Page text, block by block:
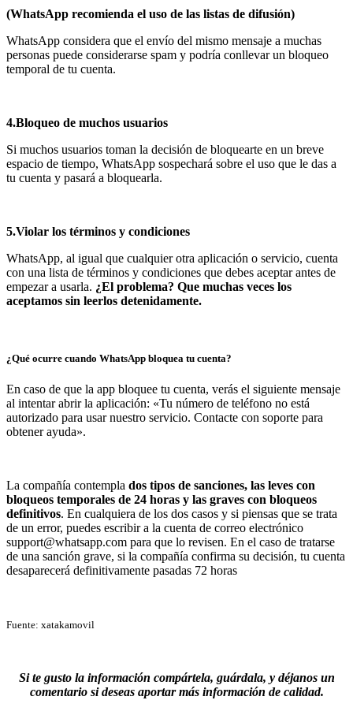
(WhatsApp recomienda el uso de las listas de difusión)
WhatsApp considera que el envío del mismo mensaje a muchas
personas puede considerarse spam y podría conllevar un bloqueo
temporal de tu cuenta.
4.Bloqueo de muchos usuarios
Si muchos usuarios toman la decisión de bloquearte en un breve
espacio de tiempo, WhatsApp sospechará sobre el uso que le das a
tu cuenta y pasará a bloquearla.
5.Violar los términos y condiciones
WhatsApp, al igual que cualquier otra aplicación o servicio, cuenta
con una lista de términos y condiciones que debes aceptar antes de
empezar a usarla. ¿El problema? Que muchas veces los
aceptamos sin leerlos detenidamente.
¿Qué ocurre cuando WhatsApp bloquea tu cuenta?
En caso de que la app bloquee tu cuenta, verás el siguiente mensaje
al intentar abrir la aplicación: «Tu número de teléfono no está
autorizado para usar nuestro servicio. Contacte con soporte para
obtener ayuda».
La compañía contempla dos tipos de sanciones, las leves con
bloqueos temporales de 24 horas y las graves con bloqueos
definitivos. En cualquiera de los dos casos y si piensas que se trata
de un error, puedes escribir a la cuenta de correo electrónico
support@whatsapp.com para que lo revisen. En el caso de tratarse
de una sanción grave, si la compañía confirma su decisión, tu cuenta
desaparecerá definitivamente pasadas 72 horas
Fuente: xatakamovil
Si te gusto la información compártela, guárdala, y déjanos un
comentario si deseas aportar más información de calidad.